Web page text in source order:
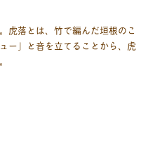
虎落とは、竹で編んだ垣根のこ
ー」と音を立てることから、虎